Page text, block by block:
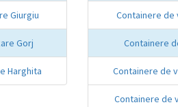
Giurgiu
Gorj
Harghita
Containere de
Containere
Containere de
Containere de